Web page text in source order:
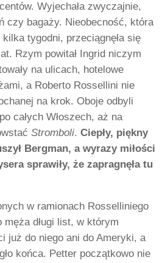
Wyjechała zwyczajnie,
czy bagaży. Nieobecność, która
kilka tygodni, przeciągnęła się
Rzym powitał Ingrid niczym
na ulicach, hotelowe
a Roberto Rossellini nie
na krok. Oboje odbyli
całych Włoszech, aż na
Stromboli. Ciepły, piękny
Bergman, a wyrazy miłości
sprawiły, że zapragnęła tu
w ramionach Rosselliniego
męża długi list, w którym
już do niego ani do Ameryki, a
końca. Petter początkowo nie